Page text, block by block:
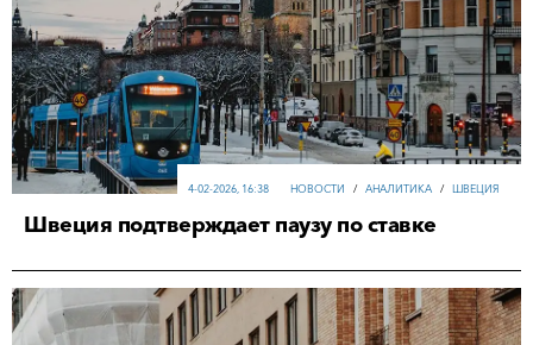
НОВОСТИ / АНАЛИТИКА / ШВЕЦИЯ
4-02-2026, 16:38
Швеция подтверждает паузу по ставке